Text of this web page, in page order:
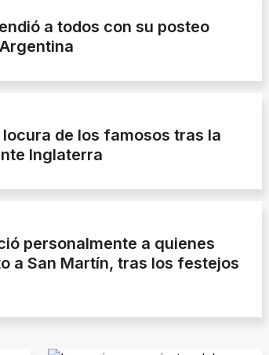
a todos con su posteo
de los famosos tras la
Inglaterra
personalmente a quienes
a San Martín, tras los festejos